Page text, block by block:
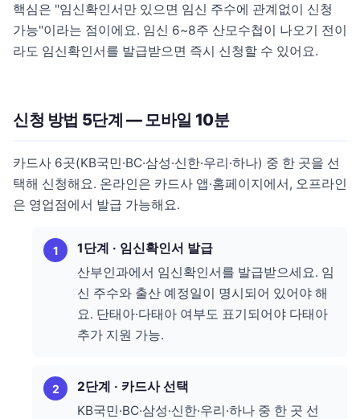
핵심은 "임신확인서만 있으면 임신 주수에 관계없이 신청
가능"이라는 점이에요. 임신 6~8주 산모수첩이 나오기 전이
라도 임신확인서를 발급받으면 즉시 신청할 수 있어요.
신청 방법 5단계 — 모바일 10분
카드사 6곳(KB국민·BC·삼성·신한·우리·하나) 중 한 곳을 선
택해 신청해요. 온라인은 카드사 앱·홈페이지에서, 오프라인
은 영업점에서 발급 가능해요.
1단계 · 임신확인서 발급
산부인과에서 임신확인서를 발급받으세요. 임
신 주수와 출산 예정일이 명시되어 있어야 해
요. 단태아·다태아 여부도 표기되어야 다태아
추가 지원 가능.
2단계 · 카드사 선택
KB국민·BC·삼성·신한·우리·하나 중 한 곳 선